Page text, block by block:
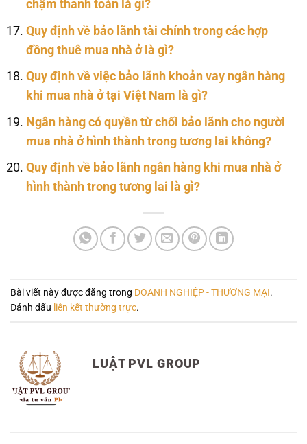
chậm thanh toán là gì?
Quy định về bảo lãnh tài chính trong các hợp
đồng thuê mua nhà ở là gì?
Quy định về việc bảo lãnh khoản vay ngân hàng
khi mua nhà ở tại Việt Nam là gì?
Ngân hàng có quyền từ chối bảo lãnh cho người
mua nhà ở hình thành trong tương lai không?
Quy định về bảo lãnh ngân hàng khi mua nhà ở
hình thành trong tương lai là gì?
Bài viết này được đăng trong DOANH NGHIỆP - THƯƠNG MẠI.
Đánh dấu liên kết thường trực.
LUẬT PVL GROUP